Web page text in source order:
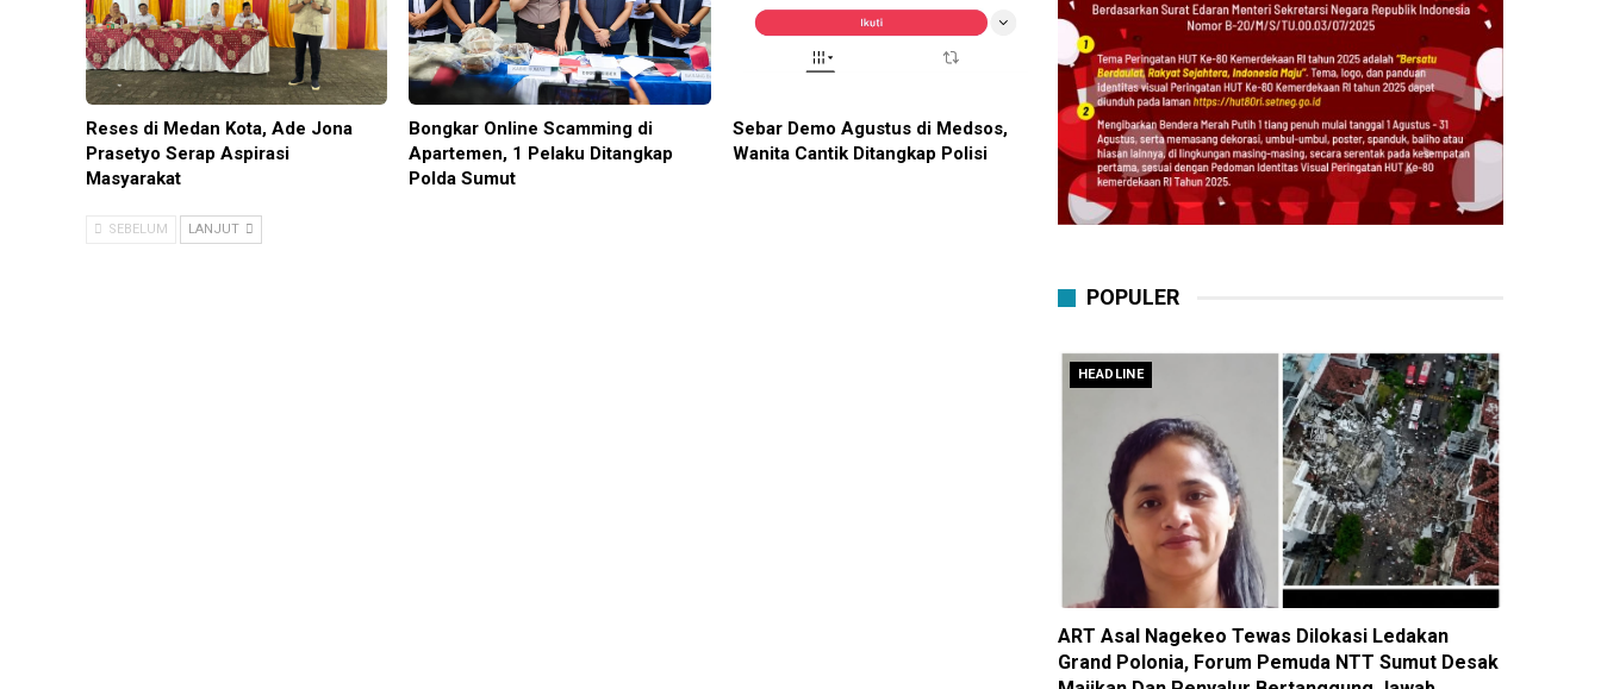
Reses di Medan Kota, Ade Jona
Prasetyo Serap Aspirasi
Masyarakat
Bongkar Online Scamming di
Apartemen, 1 Pelaku Ditangkap
Polda Sumut
Sebar Demo Agustus di Medsos,
Wanita Cantik Ditangkap Polisi
SEBELUM LANJUT
POPULER
HEADLINE
ART Asal Nagekeo Tewas Dilokasi Ledakan
Grand Polonia, Forum Pemuda NTT Sumut Desak